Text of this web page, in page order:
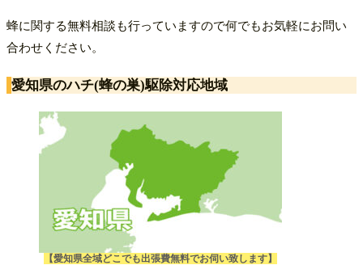
蜂に関する無料相談も行っていますので何でもお気軽にお問い
合わせください。
愛知県のハチ(蜂の巣)駆除対応地域
【愛知県全域どこでも出張費無料でお伺い致します】